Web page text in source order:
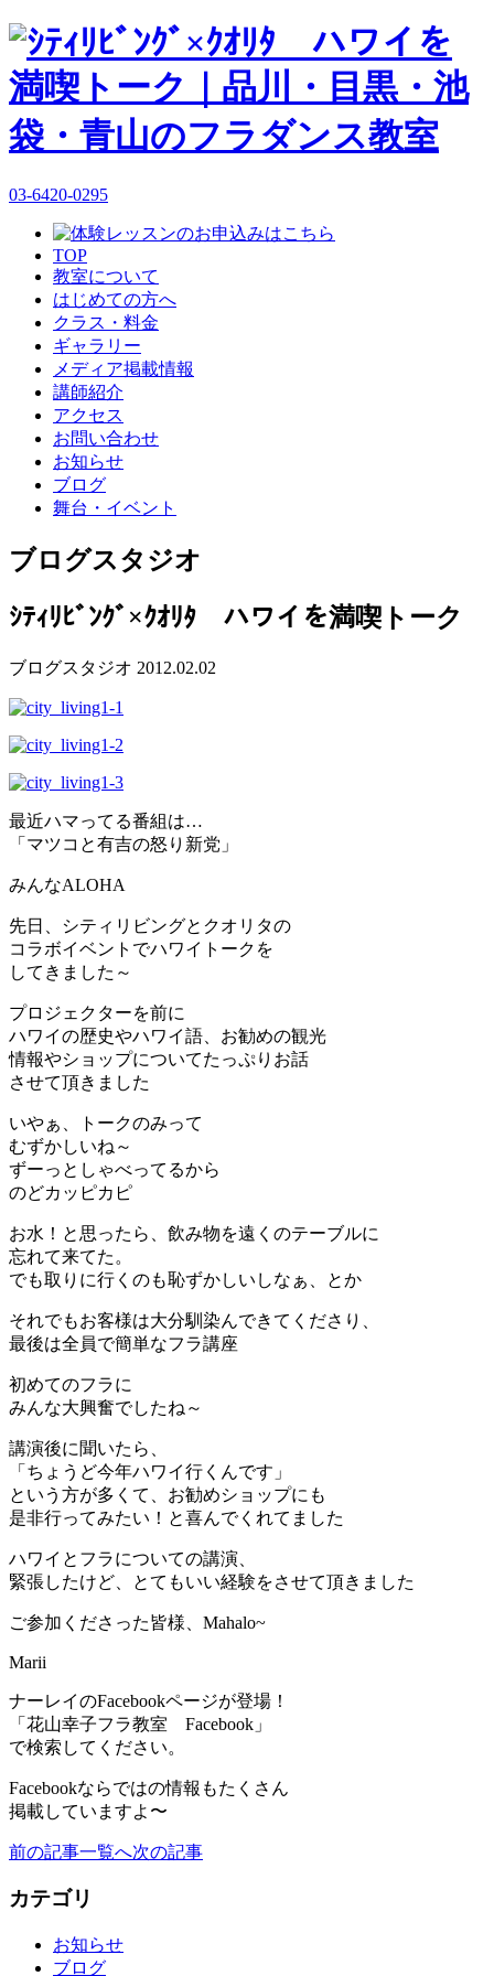
03-6420-0295
TOP
教室について
はじめての方へ
クラス・料金
ギャラリー
メディア掲載情報
講師紹介
アクセス
お問い合わせ
お知らせ
ブログ
舞台・イベント
ブログスタジオ
ｼﾃｨﾘﾋﾞﾝｸﾞ×ｸｵﾘﾀ ハワイを満喫トーク
ブログスタジオ 2012.02.02
最近ハマってる番組は…
「マツコと有吉の怒り新党」
みんなALOHA
先日、シティリビングとクオリタの
コラボイベントでハワイトークを
してきました～
プロジェクターを前に
ハワイの歴史やハワイ語、お勧めの観光
情報やショップについてたっぷりお話
させて頂きました
いやぁ、トークのみって
むずかしいね～
ずーっとしゃべってるから
のどカッピカピ
お水！と思ったら、飲み物を遠くのテーブルに
忘れて来てた。
でも取りに行くのも恥ずかしいしなぁ、とか
それでもお客様は大分馴染んできてくださり、
最後は全員で簡単なフラ講座
初めてのフラに
みんな大興奮でしたね～
講演後に聞いたら、
「ちょうど今年ハワイ行くんです」
という方が多くて、お勧めショップにも
是非行ってみたい！と喜んでくれてました
ハワイとフラについての講演、
緊張したけど、とてもいい経験をさせて頂きました
ご参加くださった皆様、Mahalo~
Marii
ナーレイのFacebookページが登場！
「花山幸子フラ教室 Facebook」
で検索してください。
Facebookならではの情報もたくさん
掲載していますよ〜
前の記事一覧へ次の記事
カテゴリ
お知らせ
ブログ